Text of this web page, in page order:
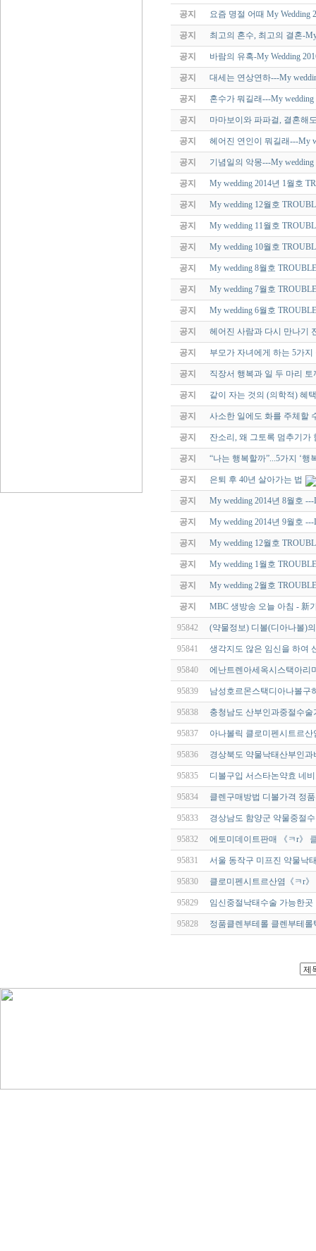
공지 요즘 명절 어때 My Wedding
공지 최고의 혼수, 최고의 결혼-
공지 바람의 유혹-My Wedding
공지 대세는 연상연하---My
공지 혼수가 뭐길래---My wedding
공지 마마보이와 파파걸, 결혼해
공지 헤어진 연인이 뭐길래---My
공지 기념일의 악몽---My wedding
공지 My wedding 2014년 1월호
공지 My wedding 12월호
공지 My wedding 11월호
공지 My wedding 10월호
공지 My wedding 8월호
공지 My wedding 7월호
공지 My wedding 6월호
공지 헤어진 사람과 다시 만나기
공지 부모가 자녀에게 하는 5가지
공지 직장서 행복과 일 두 마리 토
공지 같이 자는 것의 (의학적) 혜
공지 사소한 일에도 화를 주체할
공지 잔소리, 왜 그토록 멈추기가
공지 “나는 행복할까”...5가지 ‘행
공지 은퇴 후 40년 살아가는 법
공지 My wedding 2014년 8월호
공지 My wedding 2014년 9월호
공지 My wedding 12월호
공지 My wedding 1월호
공지 My wedding 2월호
공지 MBC 생방송 오늘 아침 - 新
95842 (약물정보) 디볼(디아나볼)
95841 생각지도 않은 임신을 하여
95840 에난트렌아세옥시스택아리
95839 남성호르몬스택디아나볼
95838 충청남도 산부인과중절수
95837 아나볼릭 클로미펜시트르
95836 경상북도 약물낙태산부인
95835 디볼구입 서스타논약효 네
95834 클렌구매방법 디볼가격 정
95833 경상남도 함양군 약물중절
95832 에토미데이트판매 《ㅋr》
95831 서울 동작구 미프진 약물낙
95830 클로미펜시트르산염《ㅋr
95829 임신중절낙태수술 가능한
95828 정품클렌부테롤 클렌부테